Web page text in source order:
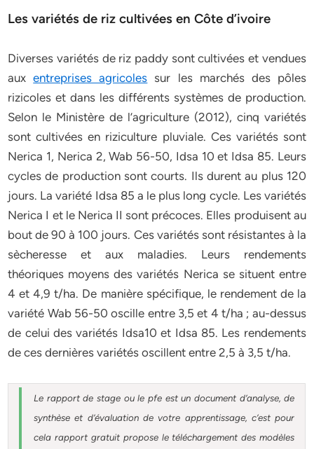
Les variétés de riz cultivées en Côte d’ivoire
Diverses variétés de riz paddy sont cultivées et vendues
auxentreprises agricoles sur les marchés des pôles
rizicoles et dans les différents systèmes de production.
Selon le Ministère de l’agriculture (2012), cinq variétés
sont cultivées en riziculture pluviale. Ces variétés sont
Nerica 1, Nerica 2, Wab 56-50, Idsa 10 et Idsa 85. Leurs
cycles de production sont courts. Ils durent au plus 120
jours. La variété Idsa 85 a le plus long cycle. Les variétés
Nerica I et le Nerica II sont précoces. Elles produisent au
bout de 90 à 100 jours. Ces variétés sont résistantes à la
sècheresse et aux maladies. Leurs rendements
théoriques moyens des variétés Nerica se situent entre
4 et 4,9 t/ha. De manière spécifique, le rendement de la
variété Wab 56-50 oscille entre 3,5 et 4 t/ha ; au-dessus
de celui des variétés Idsa10 et Idsa 85. Les rendements
de ces dernières variétés oscillent entre 2,5 à 3,5 t/ha.
Le rapport de stage ou le pfe est un document d’analyse, de
synthèse et d’évaluation de votre apprentissage, c’est pour
cela rapport gratuit propose le téléchargement des modèles